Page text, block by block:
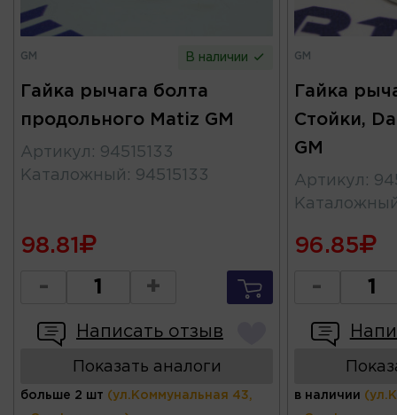
GM В наличии
Гайка рычага болта
продольного Matiz GM
Артикул : 94515133
Каталожный : 94515133
98.81
- +
Написать отзыв
Показать аналоги
больше 2 шт (ул.Коммунальная 43,
GM
Гайка
Стойки,
GM
Артикул :
96.85
-
в наличии